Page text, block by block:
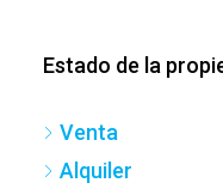
Estado de la
Venta
Alquiler